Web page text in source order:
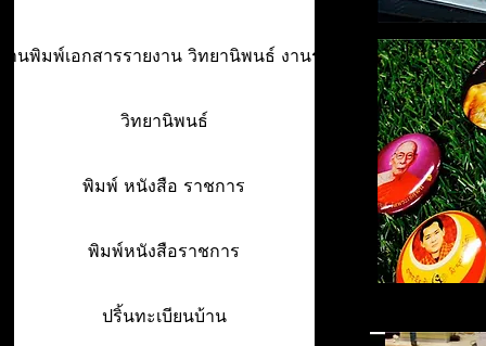
านพิมพ์เอกสารรายงาน วิทยานิพนธ์ งานรา
วิทยานิพนธ์
พิมพ์ หนังสือ ราชการ
พิมพ์หนังสือราชการ
ปริ้นทะเบียนบ้าน